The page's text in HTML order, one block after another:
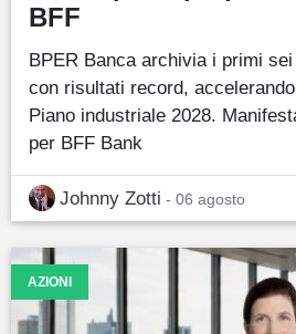
BFF
BPER Banca archivia i primi
con risultati record,
Piano industriale 2028.
per BFF Bank
Johnny Zotti - 06 agosto
AZIONI